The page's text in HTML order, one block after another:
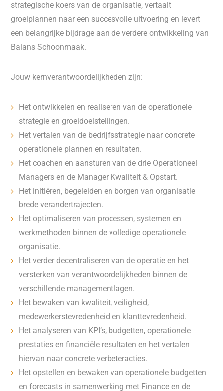
strategische koers van de organisatie, vertaalt
groeiplannen naar een succesvolle uitvoering en levert
een belangrijke bijdrage aan de verdere ontwikkeling van
Balans Schoonmaak.
Jouw kernverantwoordelijkheden zijn:
Het ontwikkelen en realiseren van de operationele
strategie en groeidoelstellingen.
Het vertalen van de bedrijfsstrategie naar concrete
operationele plannen en resultaten.
Het coachen en aansturen van de drie Operationeel
Managers en de Manager Kwaliteit & Opstart.
Het initiëren, begeleiden en borgen van organisatie
brede verandertrajecten.
Het optimaliseren van processen, systemen en
werkmethoden binnen de volledige operationele
organisatie.
Het verder decentraliseren van de operatie en het
versterken van verantwoordelijkheden binnen de
verschillende managementlagen.
Het bewaken van kwaliteit, veiligheid,
medewerkerstevredenheid en klanttevredenheid.
Het analyseren van KPI’s, budgetten, operationele
prestaties en financiële resultaten en het vertalen
hiervan naar concrete verbeteracties.
Het opstellen en bewaken van operationele budgetten
en forecasts in samenwerking met Finance en de